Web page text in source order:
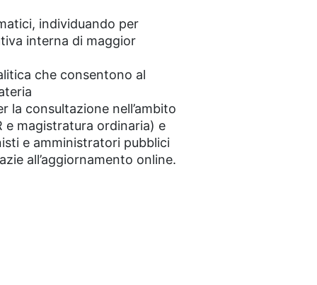
individuando per
interna di maggior
che consentono al
la consultazione nell’ambito
e magistratura ordinaria) e
e amministratori pubblici
all’aggiornamento online.